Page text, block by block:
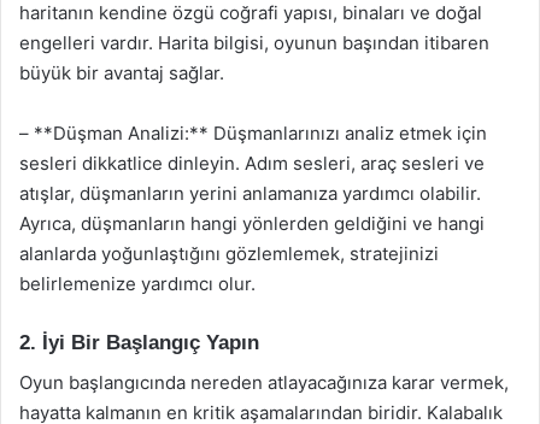
haritanın kendine özgü coğrafi yapısı, binaları ve doğal
engelleri vardır. Harita bilgisi, oyunun başından itibaren
büyük bir avantaj sağlar.
– **Düşman Analizi:** Düşmanlarınızı analiz etmek için
sesleri dikkatlice dinleyin. Adım sesleri, araç sesleri ve
atışlar, düşmanların yerini anlamanıza yardımcı olabilir.
Ayrıca, düşmanların hangi yönlerden geldiğini ve hangi
alanlarda yoğunlaştığını gözlemlemek, stratejinizi
belirlemenize yardımcı olur.
2. İyi Bir Başlangıç Yapın
Oyun başlangıcında nereden atlayacağınıza karar vermek,
hayatta kalmanın en kritik aşamalarından biridir. Kalabalık